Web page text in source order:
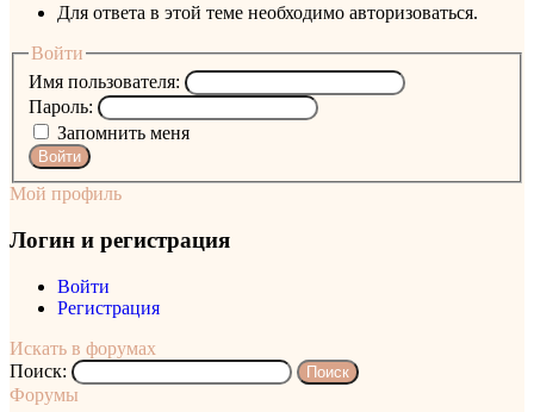
Для ответа в этой теме необходимо авторизоваться.
Войти
Имя пользователя:
Пароль:
Запомнить меня
Войти
Мой профиль
Логин и регистрация
Войти
Регистрация
Искать в форумах
Поиск:
Форумы